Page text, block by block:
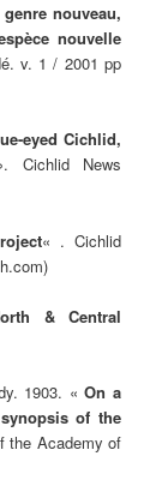
nouveau,
nouvelle
v. 1 / 2001 pp
eyed Cichlid,
Cichlid News
« . Cichlid
& Central
1903. «On a
of the
the Academy of